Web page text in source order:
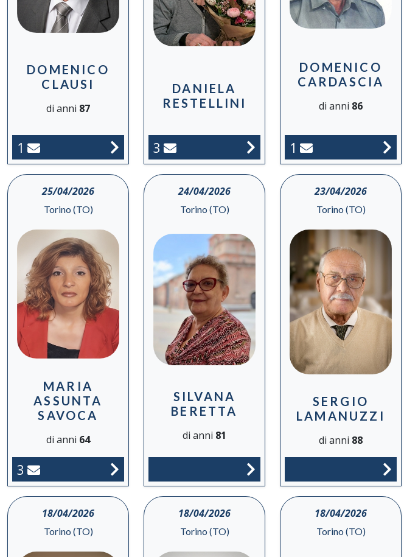
DOMENICO
CLAUSI
di anni 87
1
DANIELA
RESTELLINI
3
DOMENICO
CARDASCIA
di anni 86
1
25/04/2026
Torino (TO)
MARIA
ASSUNTA
SAVOCA
di anni 64
3
24/04/2026
Torino (TO)
SILVANA
BERETTA
di anni 81
23/04/2026
Torino (TO)
SERGIO
LAMANUZZI
di anni 88
18/04/2026
Torino (TO)
18/04/2026
Torino (TO)
18/04/2026
Torino (TO)